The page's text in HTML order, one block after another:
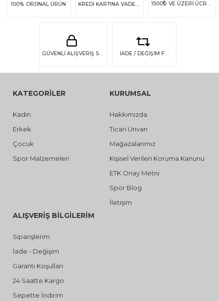
100% ORJİNAL ÜRÜN 1500₺ VE ÜZERİ ÜCRETSİZ KARGO
GÜVENLİ ALIŞVERİŞ SSL GÜVENLİĞİ İADE / DEĞİŞİM FIRSATI
KATEGORİLER
Kadın
Erkek
Çocuk
Spor Malzemeleri
KURUMSAL
Hakkımızda
Ticari Ünvan
Mağazalarımız
Kişisel Verileri Koruma Kanunu
ETK Onay Metni
Spor Blog
İletişim
ALIŞVERİŞ BİLGİLERİM
Siparişlerim
İade - Değişim
Garanti Koşulları
24 Saatte Kargo
Sepette İndirim